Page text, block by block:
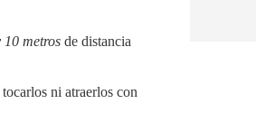
10 metros de distancia
ni atraerlos con